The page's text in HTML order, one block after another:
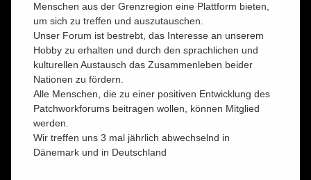
Menschen aus der Grenzregion eine Plattform bieten,
um sich zu treffen und auszutauschen.
Unser Forum ist bestrebt, das Interesse an unserem
Hobby zu erhalten und durch den sprachlichen und
kulturellen Austausch das Zusammenleben beider
Nationen zu fördern.
Alle Menschen, die zu einer positiven Entwicklung des
Patchworkforums beitragen wollen, können Mitglied
werden.
Wir treffen uns 3 mal jährlich abwechselnd in
Dänemark und in Deutschland